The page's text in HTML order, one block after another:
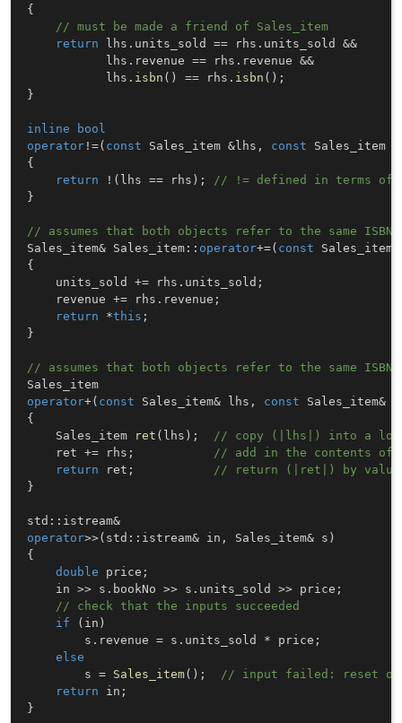
{
// must be made a friend of Sales_item
return lhs . units_sold == rhs . units_sold &&
           lhs
. revenue == rhs . revenue &&
           lhs
. isbn ( ) == rhs . isbn ( ) ;
}
inline
bool
operator !=( const Sales_item &lhs , const Sales_item
{
return
! ( lhs == rhs ) ;
// != defined in terms of
}
// assumes that both objects refer to the same ISBN
Sales_item& Sales_item :: operator+=( const Sales_item
{
    units_sold
+= rhs . units_sold ;
    revenue
+= rhs . revenue ;
return
*this ;
}
// assumes that both objects refer to the same ISBN
operator+( const Sales_item& lhs , const Sales_item&
{
    Sales_item
ret ( lhs ) ;
// copy (|lhs|) into a
    ret
+= rhs ;
// add in the contents
return ret ;
// return (|ret|) by value
}
std :: istream&
operator>>( std :: istream& in , Sales_item& s )
{
double price ;
    in
>> s . bookNo >> s . units_sold >> price ;
// check that the inputs succeeded
if
( in )
        s
. revenue = s . units_sold * price ;
else
        s
= Sales_item( ) ;
// input failed: reset
return in ;
}